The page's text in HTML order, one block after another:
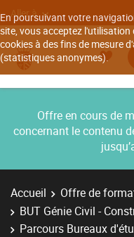
En poursuivant votre
site, vous acceptez l'utilisation
cookies à des fins de mesure
(statistiques anonymes).
Aller à
Offre en cours de
concernant le contenu
Accueil Offre de
BUT Génie Civil -
Parcours Bureaux